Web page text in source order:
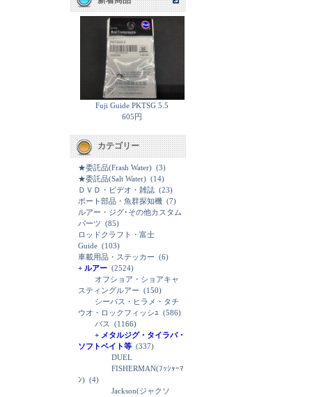
Fuji Guide PKTSG 5.5
605円
カテゴリー
★委託品(Frash Water) (3)
★委託品(Salt Water) (14)
ＤＶＤ・ビデオ・雑誌 (23)
ボート部品・魚群探知機 (7)
ルアー・ジグ･その他カスタム
パーツ (85)
ロッドクラフト・富士
Guide (103)
車載用品・ステッカー (6)
+ ルアー (2524)
オフショア・ショアキャ
スティングルアー (150)
シーバス・ヒラメ・タチ
ウオ・ロックフィッシｭ (586)
バス
(1166)
+ メタルジグ・タイラバ・
ソフトベイト等 (337)
DUEL
FISHERMAN(ﾌｯｼｬｰﾏ
ﾝ) (4)
Jackson(ジャクソ